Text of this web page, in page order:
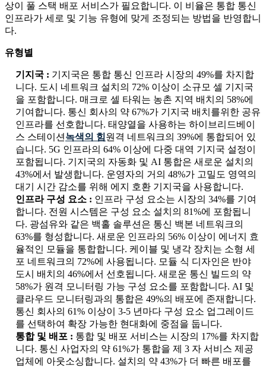
상이 풀 스택 배포 서비스가 필요합니다. 이 비율은 통합 통신
인프라가 세로 및 기능 유형에 맞게 조정되는 방법을 반영합니
다.
유형별
기지국 : 기지국은 통합 통신 인프라 시장의 49%를 차지합
니다. 도시 네트워크 설치의 72% 이상이 소규모 셀 기지국
을 포함합니다. 매크로 셀 타워는 농촌 지역 배치의 58%에
기여합니다. 통신 회사의 약 67%가 기지국 배치를위한 공유
인프라를 선호합니다. 태양열을 사용하는 하이브리드베이
스 스테이션녹색의 힘원격 네트워크의 39%에 통합되어 있
습니다. 5G 인프라의 64% 이상에 다중 대역 기지국 설정이
포함됩니다. 기지국의 자동화 및 AI 통합은 새로운 설치의
43%에서 발생합니다. 운영자의 거의 48%가 고밀도 영역의
대기 시간 감소를 위해 에지 호환 기지국을 사용합니다.
인프라 구성 요소 : 인프라 구성 요소는 시장의 34%를 기여
합니다. 전원 시스템은 구성 요소 설치의 81%에 포함됩니
다. 광섬유와 같은 백홀 솔루션은 통신 백본 네트워크의
63%를 형성합니다. 새로운 인프라의 56% 이상이 에너지 효
율적인 모듈을 통합합니다. 케이블 및 냉각 장치는 소형 세
포 네트워크의 72%에 사용됩니다. 모듈 식 디자인은 반야
도시 배치의 46%에서 선호됩니다. 새로운 통신 빌드의 약
58%가 원격 모니터링 가능 구성 요소를 포함합니다. AI 및
클라우드 모니터링과의 통합은 49%의 배포에 존재합니다.
통신 회사의 61% 이상이 3-5 년마다 구성 요소 업그레이드
를 선택하여 확장 가능한 현대화에 중점을 둡니다.
통합 및 배포 : 통합 및 배포 서비스는 시장의 17%를 차지합
니다. 통신 사업자의 약 61%가 통합을 제 3 자 서비스 제공
업체에 아웃소싱합니다. 설치의 약 43%가 더 빠른 배포를